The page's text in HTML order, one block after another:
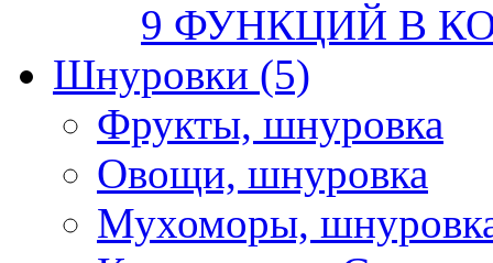
9 ФУНКЦИЙ В
Шнуровки (5)
Фрукты, шнуровка
Овощи, шнуровка
Мухоморы,